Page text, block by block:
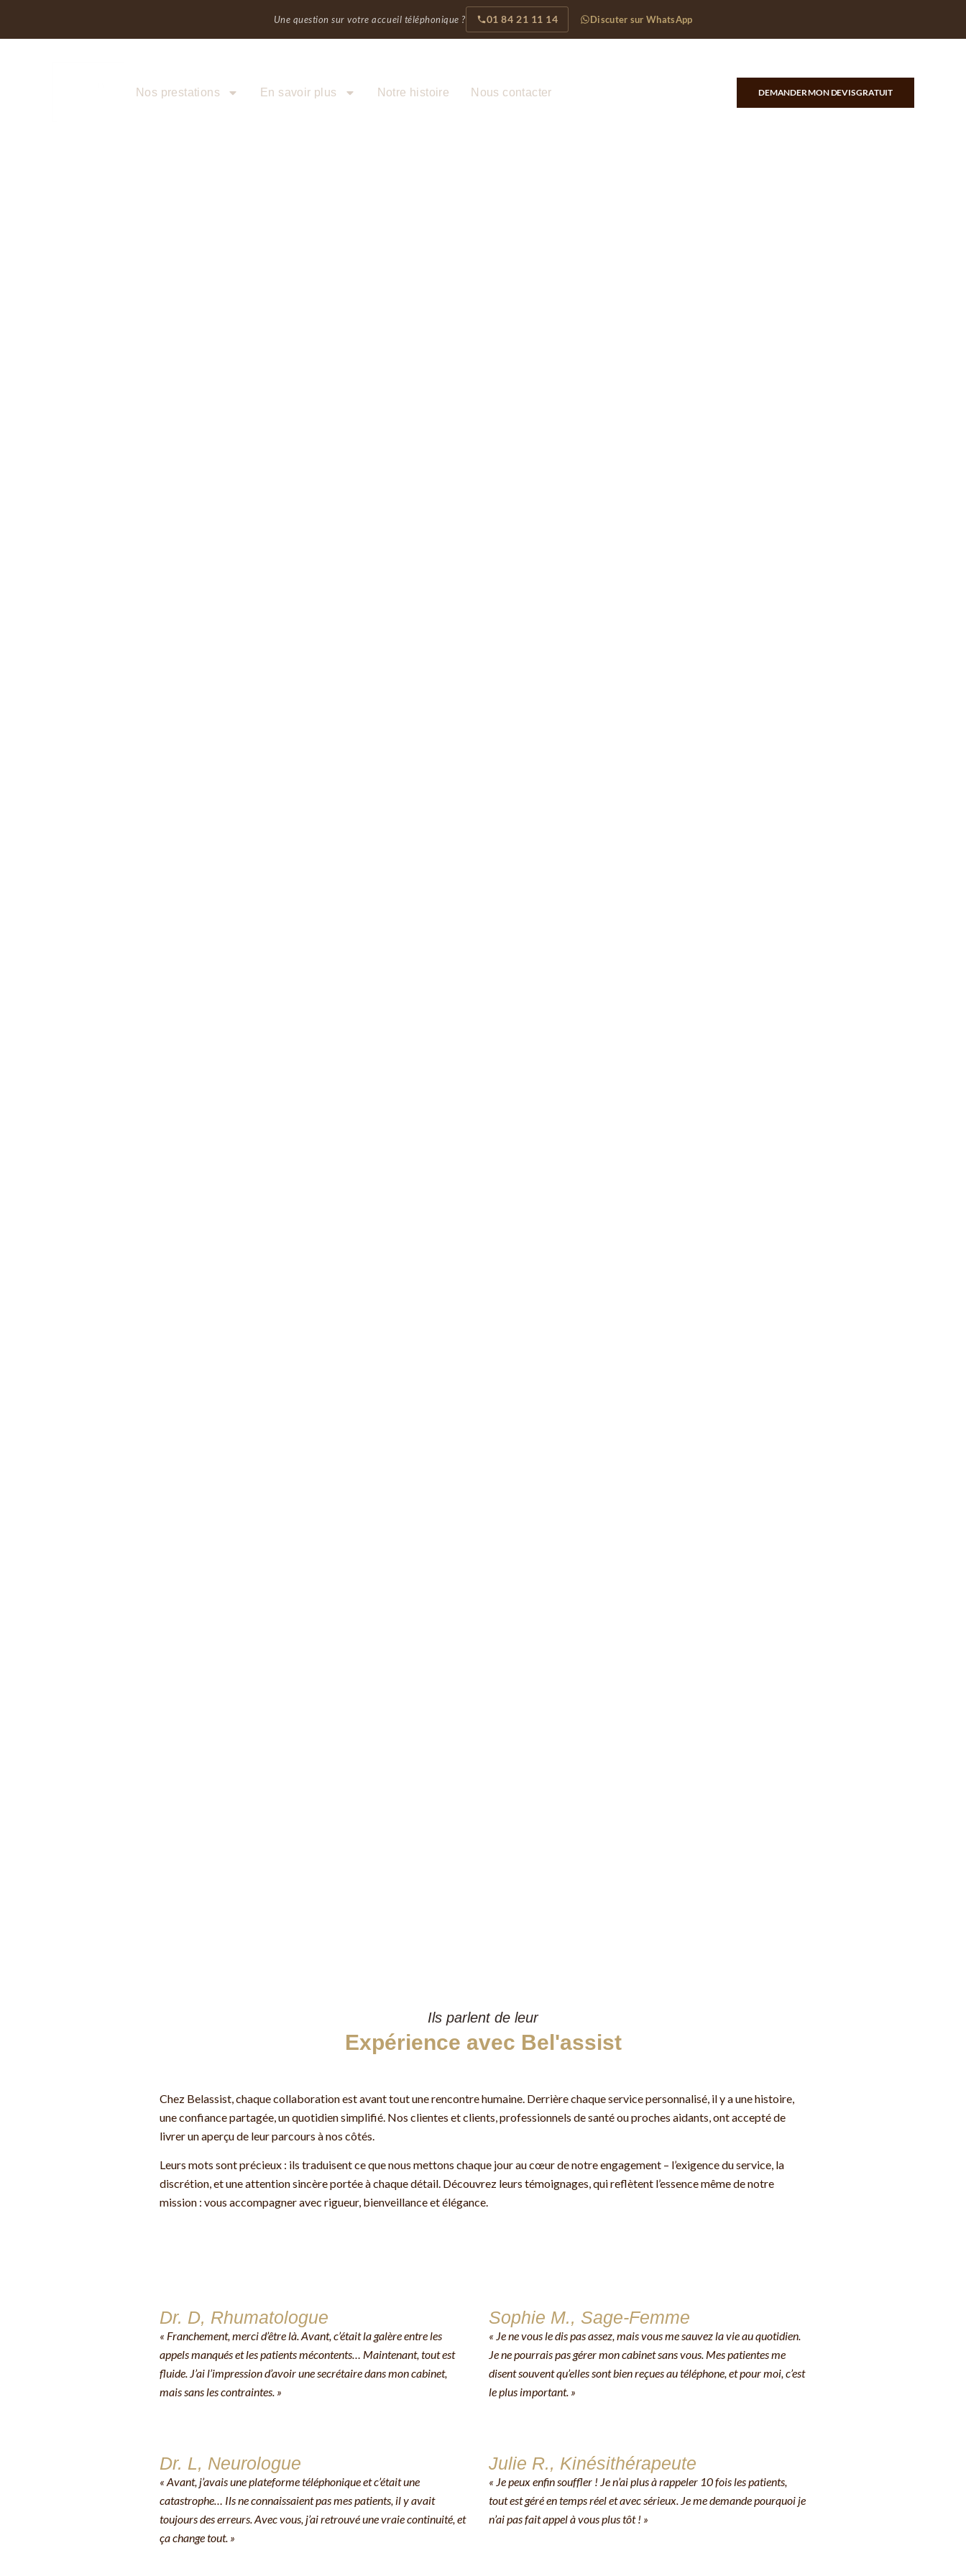
Une question sur votre accueil téléphonique ? 01 84 21 11 14 Discuter sur WhatsApp
Nos prestations En savoir plus Notre histoire Nous contacter DEMANDER MON DEVIS GRATUIT
Ils parlent de leur
Expérience avec Bel'assist
Chez Belassist, chaque collaboration est avant tout une rencontre humaine. Derrière chaque service personnalisé, il y a une histoire,
une confiance partagée, un quotidien simplifié. Nos clientes et clients, professionnels de santé ou proches aidants, ont accepté de
livrer un aperçu de leur parcours à nos côtés.
Leurs mots sont précieux : ils traduisent ce que nous mettons chaque jour au cœur de notre engagement – l’exigence du service, la
discrétion, et une attention sincère portée à chaque détail. Découvrez leurs témoignages, qui reflètent l’essence même de notre
mission : vous accompagner avec rigueur, bienveillance et élégance.
Dr. D, Rhumatologue
« Franchement, merci d’être là. Avant, c’était la galère entre les
appels manqués et les patients mécontents… Maintenant, tout est
fluide. J’ai l’impression d’avoir une secrétaire dans mon cabinet,
mais sans les contraintes. »
Sophie M., Sage-Femme
« Je ne vous le dis pas assez, mais vous me sauvez la vie au quotidien.
Je ne pourrais pas gérer mon cabinet sans vous. Mes patientes me
disent souvent qu’elles sont bien reçues au téléphone, et pour moi, c’est
le plus important. »
Dr. L, Neurologue
« Avant, j’avais une plateforme téléphonique et c’était une
catastrophe… Ils ne connaissaient pas mes patients, il y avait
toujours des erreurs. Avec vous, j’ai retrouvé une vraie continuité, et
ça change tout. »
Julie R., Kinésithérapeute
« Je peux enfin souffler ! Je n’ai plus à rappeler 10 fois les patients,
tout est géré en temps réel et avec sérieux. Je me demande pourquoi je
n’ai pas fait appel à vous plus tôt ! »